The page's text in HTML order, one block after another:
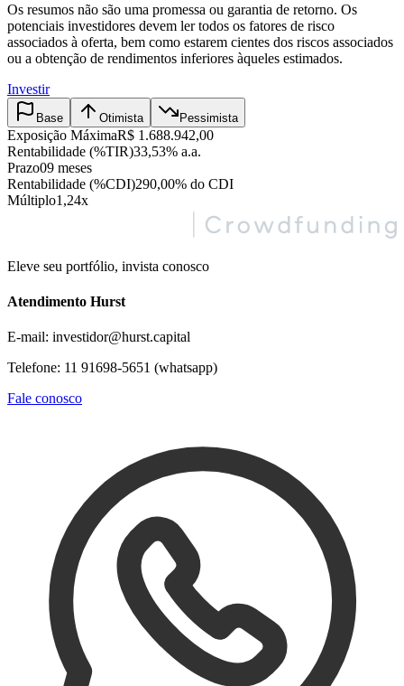
Os resumos não são uma promessa ou garantia de retorno. Os
potenciais investidores devem ler todos os fatores de risco
associados à oferta, bem como estarem cientes dos riscos associados
ou a obtenção de rendimentos inferiores àqueles estimados.
Investir
Base Otimista Pessimista
Exposição MáximaR$ 1.688.942,00
Rentabilidade (%TIR)33,53% a.a.
Prazo09 meses
Rentabilidade (%CDI)290,00% do CDI
Múltiplo1,24x
Eleve seu portfólio, invista conosco
Atendimento Hurst
E-mail: investidor@hurst.capital
Telefone: 11 91698-5651 (whatsapp)
Fale conosco